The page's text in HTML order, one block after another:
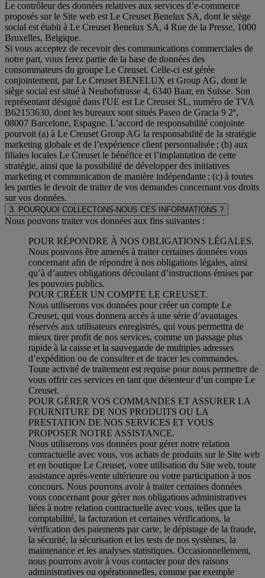
Le contrôleur des données relatives aux services d’e-commerce
proposés sur le Site web est Le Creuset Benelux SA, dont le siège
social est établi à Le Creuset Benelux SA, 4 Rue de la Presse, 1000
Bruxelles, Belgique.
Si vous acceptez de recevoir des communications commerciales de
notre part, vous ferez partie de la base de données des
consommateurs du groupe Le Creuset. Celle-ci est gérée
conjointement, par Le Creuset BENELUX et Group AG, dont le
siège social est situé à Neuhofstrasse 4, 6340 Baar, en Suisse. Son
représentant désigné dans l'UE est Le Creuset SL, numéro de TVA
B62153630, dont les bureaux sont situés Paseo de Gracia 9 2º,
08007 Barcelone, Espagne. L’accord de responsabilité conjointe
pourvoit (a) à Le Creuset Group AG la responsabilité de la stratégie
marketing globale et de l’expérience client personnalisée ; (b) aux
filiales locales Le Creuset le bénéfice et l’implantation de cette
stratégie, ainsi que la possibilité de développer des initiatives
marketing et communication de manière indépendante ; (c) à toutes
les parties le devoir de traiter de vos demandes concernant vos droits
sur vos données.
3. POURQUOI COLLECTONS-NOUS CES INFORMATIONS ?
Nous pouvons traiter vos données aux fins suivantes :
POUR RÉPONDRE À NOS OBLIGATIONS LÉGALES.
Nous pouvons être amenés à traiter certaines données vous
concernant afin de répondre à nos obligations légales, ainsi
qu’à d’autres obligations découlant d’instructions émises par
les pouvoirs publics.
POUR CRÉER UN COMPTE LE CREUSET.
Nous utiliserons vos données pour créer un compte Le
Creuset, qui vous donnera accès à une série d’avantages
réservés aux utilisateurs enregistrés, qui vous permettra de
mieux tirer profit de nos services, comme un passage plus
rapide à la caisse et la sauvegarde de multiples adresses
d’expédition ou de consulter et de tracer les commandes.
Toute activité de traitement est requise pour nous permettre de
vous offrir ces services en tant que détenteur d’un compte Le
Creuset.
POUR GÉRER VOS COMMANDES ET ASSURER LA
FOURNITURE DE NOS PRODUITS OU LA
PRESTATION DE NOS SERVICES ET VOUS
PROPOSER NOTRE ASSISTANCE.
Nous utiliserons vos données pour gérer notre relation
contractuelle avec vous, vos achats de produits sur le Site web
et en boutique Le Creuset, votre utilisation du Site web, toute
assistance après-vente ultérieure ou votre participation à nos
concours. Nous pourrons avoir à traiter certaines données
vous concernant pour gérer nos obligations administratives
liées à notre relation contractuelle avec vous, telles que la
comptabilité, la facturation et certaines vérifications, la
vérification des paiements par carte, le dépistage de la fraude,
la sécurité, la sécurisation et les tests de nos systèmes, la
maintenance et les analyses statistiques. Occasionnellement,
nous pourrons avoir à vous contacter pour des raisons
administratives ou opérationnelles, comme par exemple